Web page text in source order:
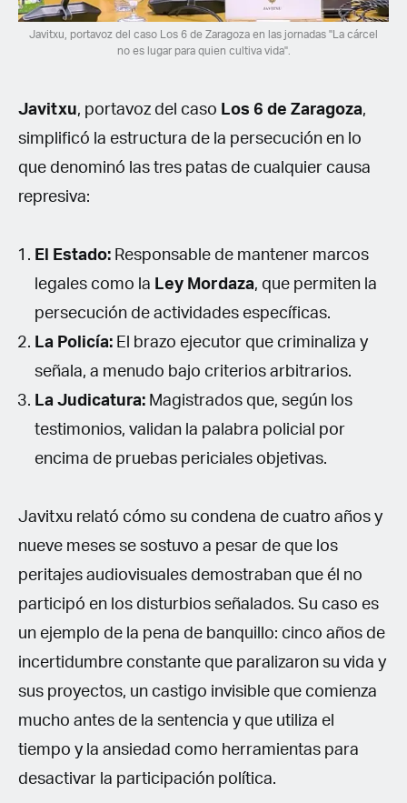
Javitxu, portavoz del caso Los 6 de Zaragoza en las jornadas "La cárcel
no es lugar para quien cultiva vida".
Javitxu, portavoz del caso Los 6 de Zaragoza,
simplificó la estructura de la persecución en lo
que denominó las tres patas de cualquier causa
represiva:
El Estado: Responsable de mantener marcos
legales como la Ley Mordaza, que permiten la
persecución de actividades específicas.
La Policía: El brazo ejecutor que criminaliza y
señala, a menudo bajo criterios arbitrarios.
La Judicatura: Magistrados que, según los
testimonios, validan la palabra policial por
encima de pruebas periciales objetivas.
Javitxu relató cómo su condena de cuatro años y
nueve meses se sostuvo a pesar de que los
peritajes audiovisuales demostraban que él no
participó en los disturbios señalados. Su caso es
un ejemplo de la pena de banquillo: cinco años de
incertidumbre constante que paralizaron su vida y
sus proyectos, un castigo invisible que comienza
mucho antes de la sentencia y que utiliza el
tiempo y la ansiedad como herramientas para
desactivar la participación política.